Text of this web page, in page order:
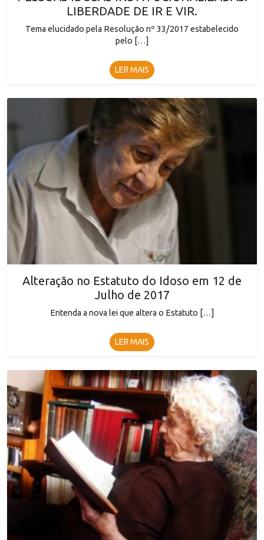
LIBERDADE DE IR E VIR.
Tema elucidado pela Resolução nº 33/2017 estabelecido
pelo […]
LER MAIS
Alteração no Estatuto do Idoso em 12 de
Julho de 2017
Entenda a nova lei que altera o Estatuto […]
LER MAIS